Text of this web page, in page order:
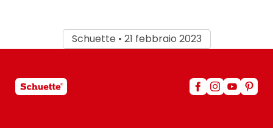
Schuette • 21 febbraio 2023